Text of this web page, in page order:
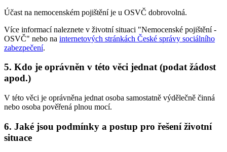
Účast na nemocenském pojištění je u OSVČ dobrovolná.
Více informací naleznete v životní situaci "Nemocenské pojištění -
OSVČ" nebo na internetových stránkách České správy sociálního
zabezpečení.
5. Kdo je oprávněn v této věci jednat (podat žádost
apod.)
V této věci je oprávněna jednat osoba samostatně výdělečně činná
nebo osoba pověřená plnou mocí.
6. Jaké jsou podmínky a postup pro řešení životní
situace